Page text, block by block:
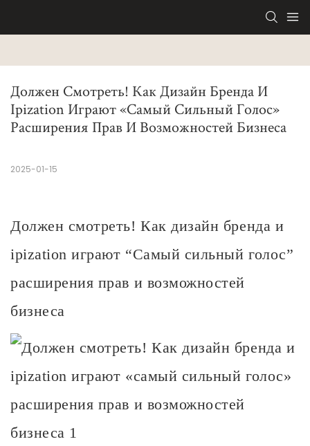
Должен Смотреть! Как Дизайн Бренда И
Ipization Играют «самый Сильный Голос»
Расширения Прав И Возможностей Бизнеса
2025-01-15
Должен смотреть! Как дизайн бренда и
ipization играют “Самый сильный голос”
расширения прав и возможностей
бизнеса